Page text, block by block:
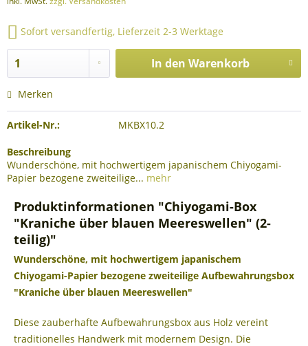
Sofort versandfertig, Lieferzeit 2-3 Werktage
In den Warenkorb
Merken
Artikel-Nr.: MKBX10.2
Beschreibung
Wunderschöne, mit hochwertigem japanischem Chiyogami-
Papier bezogene zweiteilige... mehr
Produktinformationen "Chiyogami-Box
"Kraniche über blauen Meereswellen" (2-
teilig)"
Wunderschöne, mit hochwertigem japanischem
Chiyogami-Papier bezogene zweiteilige Aufbewahrungsbox
"Kraniche über blauen Meereswellen"
Diese zauberhafte Aufbewahrungsbox aus Holz vereint
traditionelles Handwerk mit modernem Design. Die